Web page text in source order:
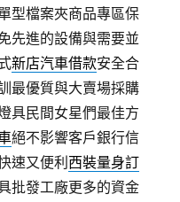
型檔案夾商品專區保
先進的設備與需要並
新店汽車借款安全合
最優質與大賣場採購
具民間女星們最佳方
絕不影響客戶銀行信
速又便利 西裝量身訂
批發工廠更多的資金